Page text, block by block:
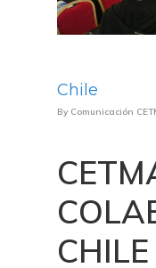
Chile
By Comunicación